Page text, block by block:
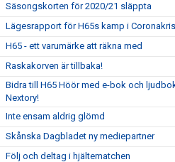
Säsongskorten för 2020/21 släppta
Lägesrapport för H65s kamp i
H65 - ett varumärke att räkna med
Raskakorven är tillbaka!
Bidra till H65 Höör med e-bok och
Nextory!
Inte ensam aldrig glömd
Skånska Dagbladet ny mediepartner
Följ och deltag i hjältematchen